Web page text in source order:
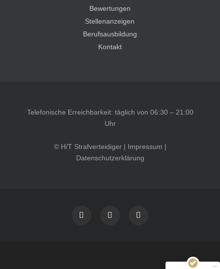
Bewertungen
Stellenanzeigen
Berufsausbildung
Kontakt
Telefonische Erreichbarkeit: täglich von 06:30 – 21:00
Uhr
© H/T Strafverteidiger | Impressum |
Datenschutzerklärung